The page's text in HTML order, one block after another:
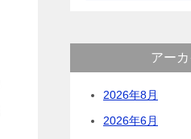
アー
2026年8月
2026年6月